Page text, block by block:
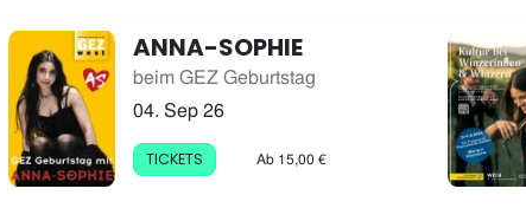
ANNA-SOPHIE
beim GEZ Geburtstag
04. Sep 26
TICKETS Ab 15,00 €